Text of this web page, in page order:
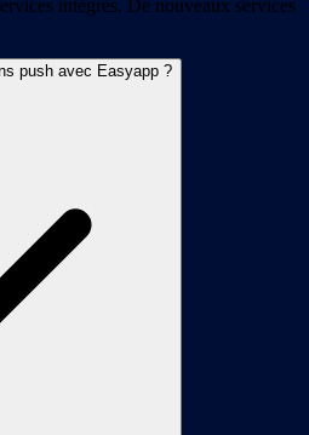
intégrés. De nouveaux services
push avec Easyapp ?